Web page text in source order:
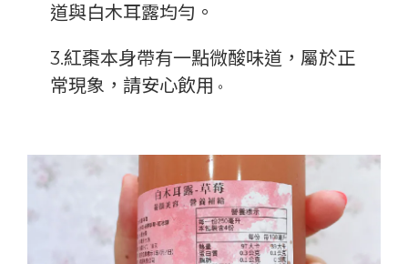
道與白木耳露均勻。
3.紅棗本身帶有一點微酸味道，屬於正
常現象，請安心飲用 。